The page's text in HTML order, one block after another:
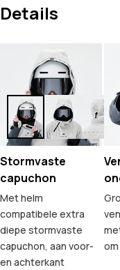
Details
Stormvaste
capuchon
Met helm
compatibele extra
diepe stormvaste
capuchon, aan voor-
en achterkant